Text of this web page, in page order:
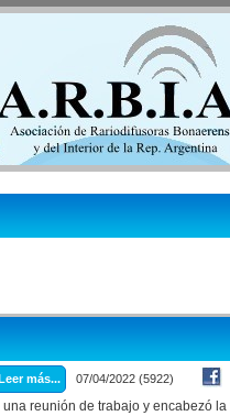
más... 07/04/2022 (5922)
reunión de trabajo y encabezó la